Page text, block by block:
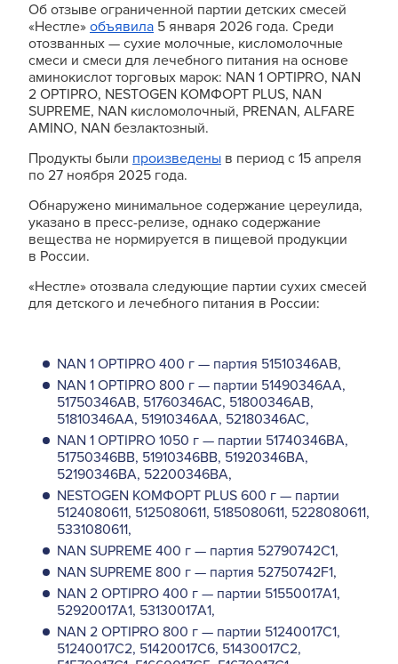
Об отзыве ограниченной партии детских смесей
«Нестле» объявила 5 января 2026 года. Среди
отозванных — сухие молочные, кисломолочные
смеси и смеси для лечебного питания на основе
аминокислот торговых марок: NAN 1 OPTIPRO, NAN
2 OPTIPRO, NESTOGEN КОМФОРТ PLUS, NAN
SUPREME, NAN кисломолочный, PRENAN, ALFARE
AMINO, NAN безлактозный.
Продукты были произведены в период с 15 апреля
по 27 ноября 2025 года.
Обнаружено минимальное содержание цереулида,
указано в пресс-релизе, однако содержание
вещества не нормируется в пищевой продукции
в России.
«Нестле» отозвала следующие партии сухих смесей
для детского и лечебного питания в России:
NAN 1 OPTIPRO 400 г — партия 51510346AB,
NAN 1 OPTIPRO 800 г — партии 51490346AA,
51750346AB, 51760346AC, 51800346AB,
51810346AA, 51910346AA, 52180346AC,
NAN 1 OPTIPRO 1050 г — партии 51740346BA,
51750346BB, 51910346BB, 51920346BA,
52190346BA, 52200346BA,
NESTOGEN КОМФОРТ PLUS 600 г — партии
5124080611, 5125080611, 5185080611, 5228080611,
5331080611,
NAN SUPREME 400 г — партия 52790742C1,
NAN SUPREME 800 г — партия 52750742F1,
NAN 2 OPTIPRO 400 г — партии 51550017A1,
52920017A1, 53130017A1,
NAN 2 OPTIPRO 800 г — партии 51240017C1,
51240017C2, 51420017C6, 51430017C2,